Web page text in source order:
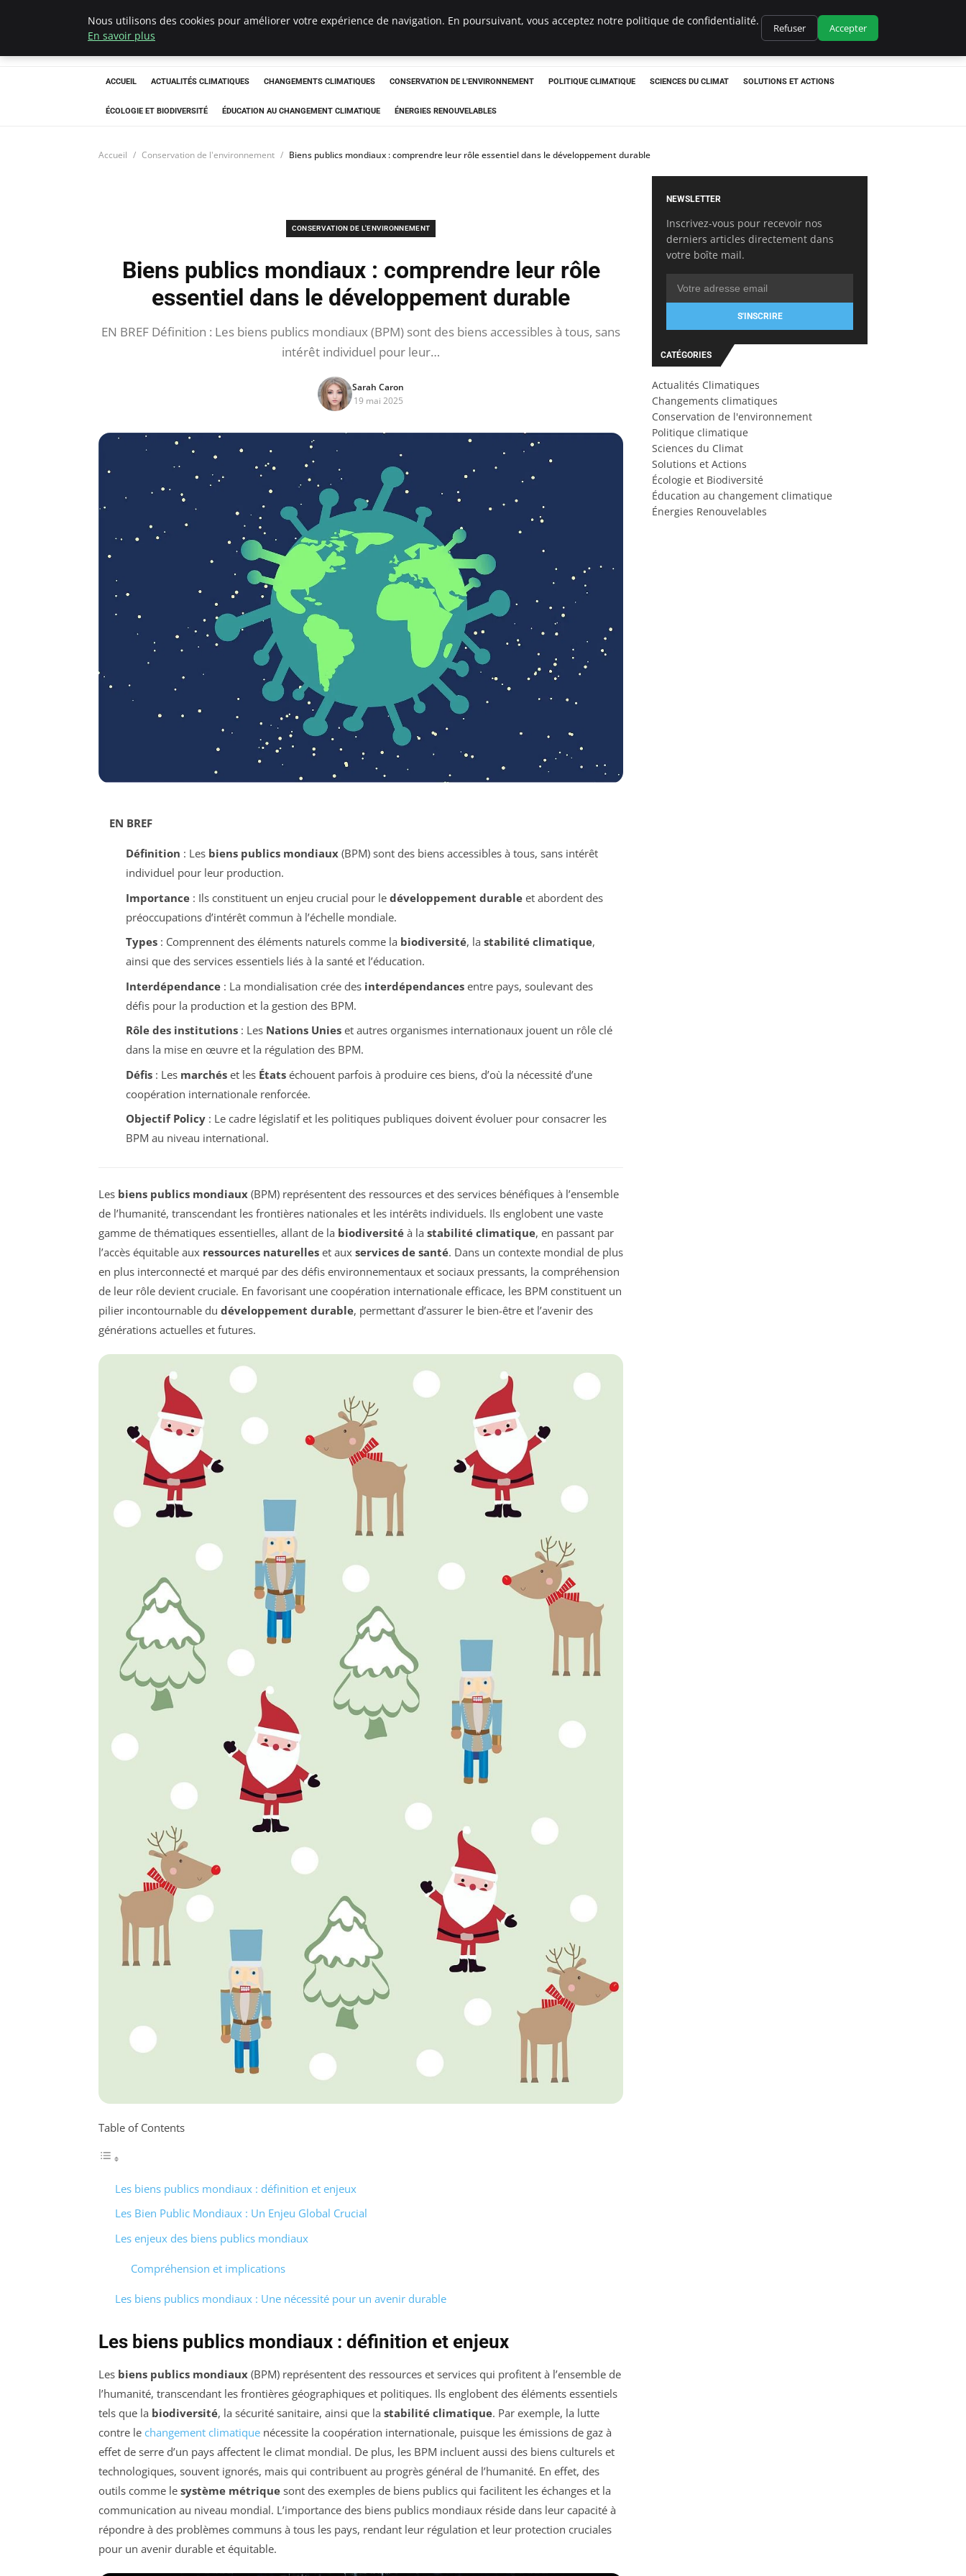
Climatedebtagents
ACCUEIL ACTUALITÉS CLIMATIQUES CHANGEMENTS CLIMATIQUES CONSERVATION DE L'ENVIRONNEMENT POLITIQUE CLIMATIQUE SCIENCES DU CLIMAT SOLUTIONS ET ACTIONS
ÉCOLOGIE ET BIODIVERSITÉ ÉDUCATION AU CHANGEMENT CLIMATIQUE ÉNERGIES RENOUVELABLES
Accueil Conservation de l'environnement Biens publics mondiaux : comprendre leur rôle essentiel dans le développement durable
CONSERVATION DE L'ENVIRONNEMENT
Biens publics mondiaux : comprendre leur rôle
essentiel dans le développement durable
EN BREF Définition : Les biens publics mondiaux (BPM) sont des biens accessibles à tous, sans
intérêt individuel pour leur…
Sarah Caron
19 mai 2025
EN BREF
Définition : Les biens publics mondiaux(BPM) sont des biens accessibles à tous, sans intérêt
individuel pour leur production.
Importance: Ils constituent un enjeu crucial pour le développement durableet abordent des
préoccupations d’intérêt commun à l’échelle mondiale.
Types: Comprennent des éléments naturels comme la biodiversité, la stabilité climatique,
ainsi que des services essentiels liés à la santé et l’éducation.
Interdépendance: La mondialisation crée des interdépendancesentre pays, soulevant des
défis pour la production et la gestion des BPM.
Rôle des institutions: Les Nations Unieset autres organismes internationaux jouent un rôle clé
dans la mise en œuvre et la régulation des BPM.
Défis: Les marchéset les Étatséchouent parfois à produire ces biens, d’où la nécessité d’une
coopération internationale renforcée.
Objectif Policy: Le cadre législatif et les politiques publiques doivent évoluer pour consacrer les
BPM au niveau international.
Les biens publics mondiaux (BPM) représentent des ressources et des services bénéfiques à l’ensemble
de l’humanité, transcendant les frontières nationales et les intérêts individuels. Ils englobent une vaste
gamme de thématiques essentielles, allant de la biodiversité à la stabilité climatique, en passant par
l’accès équitable aux ressources naturelles et aux services de santé. Dans un contexte mondial de plus
en plus interconnecté et marqué par des défis environnementaux et sociaux pressants, la compréhension
de leur rôle devient cruciale. En favorisant une coopération internationale efficace, les BPM constituent un
pilier incontournable du développement durable, permettant d’assurer le bien-être et l’avenir des
générations actuelles et futures.
Table of Contents
Les biens publics mondiaux : définition et enjeux
Les Bien Public Mondiaux : Un Enjeu Global Crucial
Les enjeux des biens publics mondiaux
Compréhension et implications
Les biens publics mondiaux : Une nécessité pour un avenir durable
Les biens publics mondiaux : définition et enjeux
Les biens publics mondiaux (BPM) représentent des ressources et services qui profitent à l’ensemble de
l’humanité, transcendant les frontières géographiques et politiques. Ils englobent des éléments essentiels
tels que la biodiversité, la sécurité sanitaire, ainsi que la stabilité climatique. Par exemple, la lutte
contre le changement climatique nécessite la coopération internationale, puisque les émissions de gaz à
effet de serre d’un pays affectent le climat mondial. De plus, les BPM incluent aussi des biens culturels et
technologiques, souvent ignorés, mais qui contribuent au progrès général de l’humanité. En effet, des
outils comme le système métrique sont des exemples de biens publics qui facilitent les échanges et la
communication au niveau mondial. L’importance des biens publics mondiaux réside dans leur capacité à
répondre à des problèmes communs à tous les pays, rendant leur régulation et leur protection cruciales
pour un avenir durable et équitable.
NEWSLETTER
Inscrivez-vous pour recevoir nos
derniers articles directement dans
votre boîte mail.
S'INSCRIRE
CATÉGORIES
Actualités Climatiques
Changements climatiques
Conservation de l'environnement
Politique climatique
Sciences du Climat
Solutions et Actions
Écologie et Biodiversité
Éducation au changement climatique
Énergies Renouvelables
Nous utilisons des cookies pour améliorer votre expérience de navigation. En poursuivant, vous acceptez notre politique de confidentialité.
En savoir plus
Refuser Accepter